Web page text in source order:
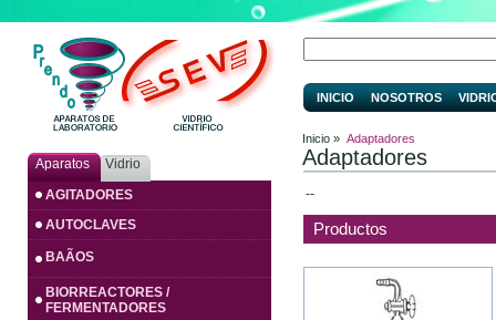
Aparatos
Vidrio
AGITADORES
AUTOCLAVES
BAÃOS
BIORREACTORES /
FERMENTADORES
INICIO NOSOTROS
Inicio » Adaptadores
Adaptadores
--
Productos